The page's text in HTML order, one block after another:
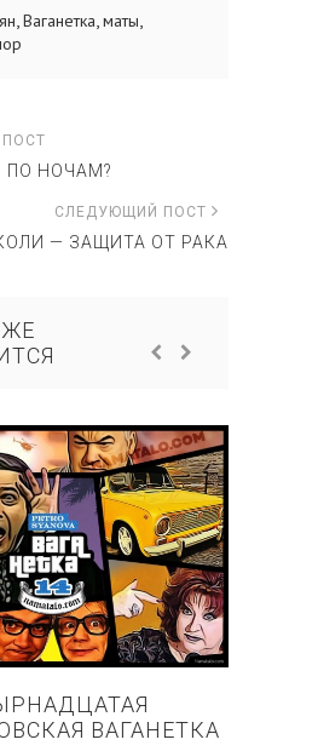
Ваганетка маты
ПО НОЧАМ?
СЛЕДУЮЩИЙ ПОСТ
— ЗАЩИТА ОТ РАКА
ВАГАНЕТКА